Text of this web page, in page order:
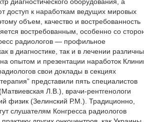
доступ к наработкам ведущих мировых
объем, качество и востребованность
востребованным, особенно со
радиологов — профильное
в диагностике, так и в лечении
опытом и презентации наработок
свои доклады в секциях
представили пять специалистов
Л.В.), врачи-рентгенологи
физик (Зелинский Р.М.). Традиционно,
слушателям Конгресса радиологов